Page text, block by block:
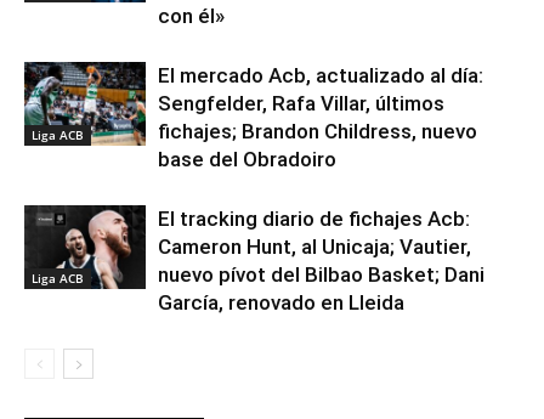
con él»
Liga ACB
El mercado Acb, actualizado al día:
Sengfelder, Rafa Villar, últimos
fichajes; Brandon Childress, nuevo
base del Obradoiro
Liga ACB
El tracking diario de fichajes Acb:
Cameron Hunt, al Unicaja; Vautier,
nuevo pívot del Bilbao Basket; Dani
García, renovado en Lleida